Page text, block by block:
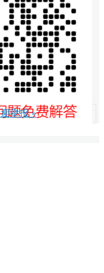
举报 »